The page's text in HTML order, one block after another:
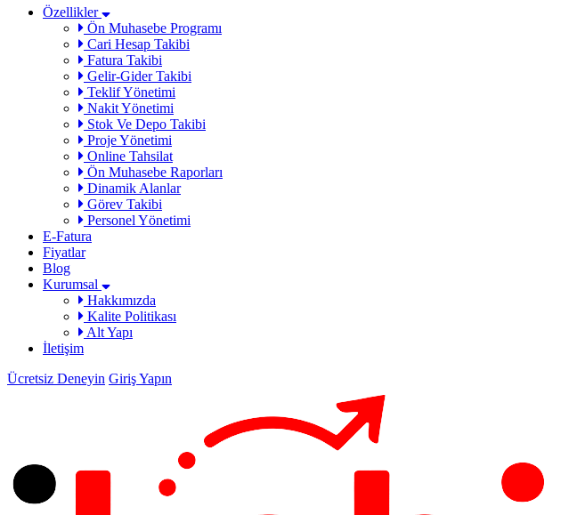
Özellikler
Ön Muhasebe Programı
Cari Hesap Takibi
Fatura Takibi
Gelir-Gider Takibi
Teklif Yönetimi
Nakit Yönetimi
Stok Ve Depo Takibi
Proje Yönetimi
Online Tahsilat
Ön Muhasebe Raporları
Dinamik Alanlar
Görev Takibi
Personel Yönetimi
E-Fatura
Fiyatlar
Blog
Kurumsal
Hakkımızda
Kalite Politikası
Alt Yapı
İletişim
Ücretsiz Deneyin Giriş Yapın